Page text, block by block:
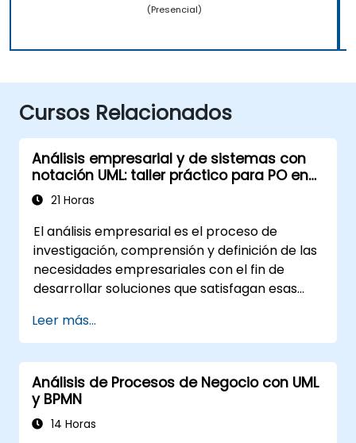
(Presencial)
Cursos Relacionados
Análisis empresarial y de sistemas con
notación UML: taller práctico para PO en
metodología Scrum
21 Horas
El análisis empresarial es el proceso de
investigación, comprensión y definición de las
necesidades empresariales con el fin de
desarrollar soluciones que satisfagan esas
proceso de gestión del cambio en una
organización y en el diseño de nuevas
soluciones comerciales. El análisis
empresarial tiene como objetivo asegurar
que las soluciones tecnológicas, procesales o
organizativas cumplan con los objetivos y
Leer más...
Análisis de Procesos de Negocio con UML
y BPMN
14 Horas